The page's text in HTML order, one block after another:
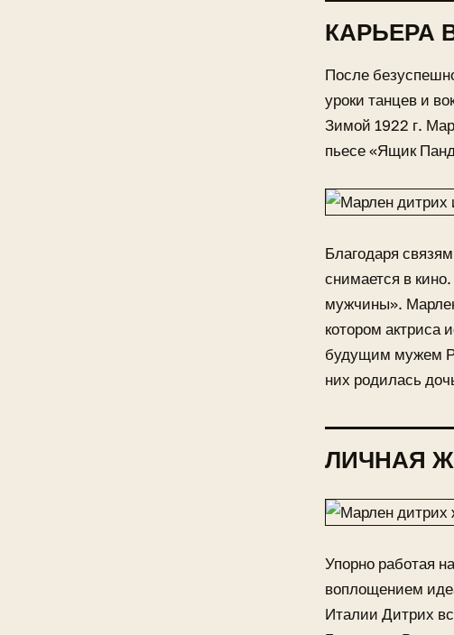
КАРЬЕРА
После
уроки танцев и
Зимой 1922 г.
пьесе «Ящик
Благодаря
снимается в
мужчины».
котором актриса
будущим мужем
них родилась
ЛИЧНАЯ
Упорно работая
воплощением
Италии Дитрих